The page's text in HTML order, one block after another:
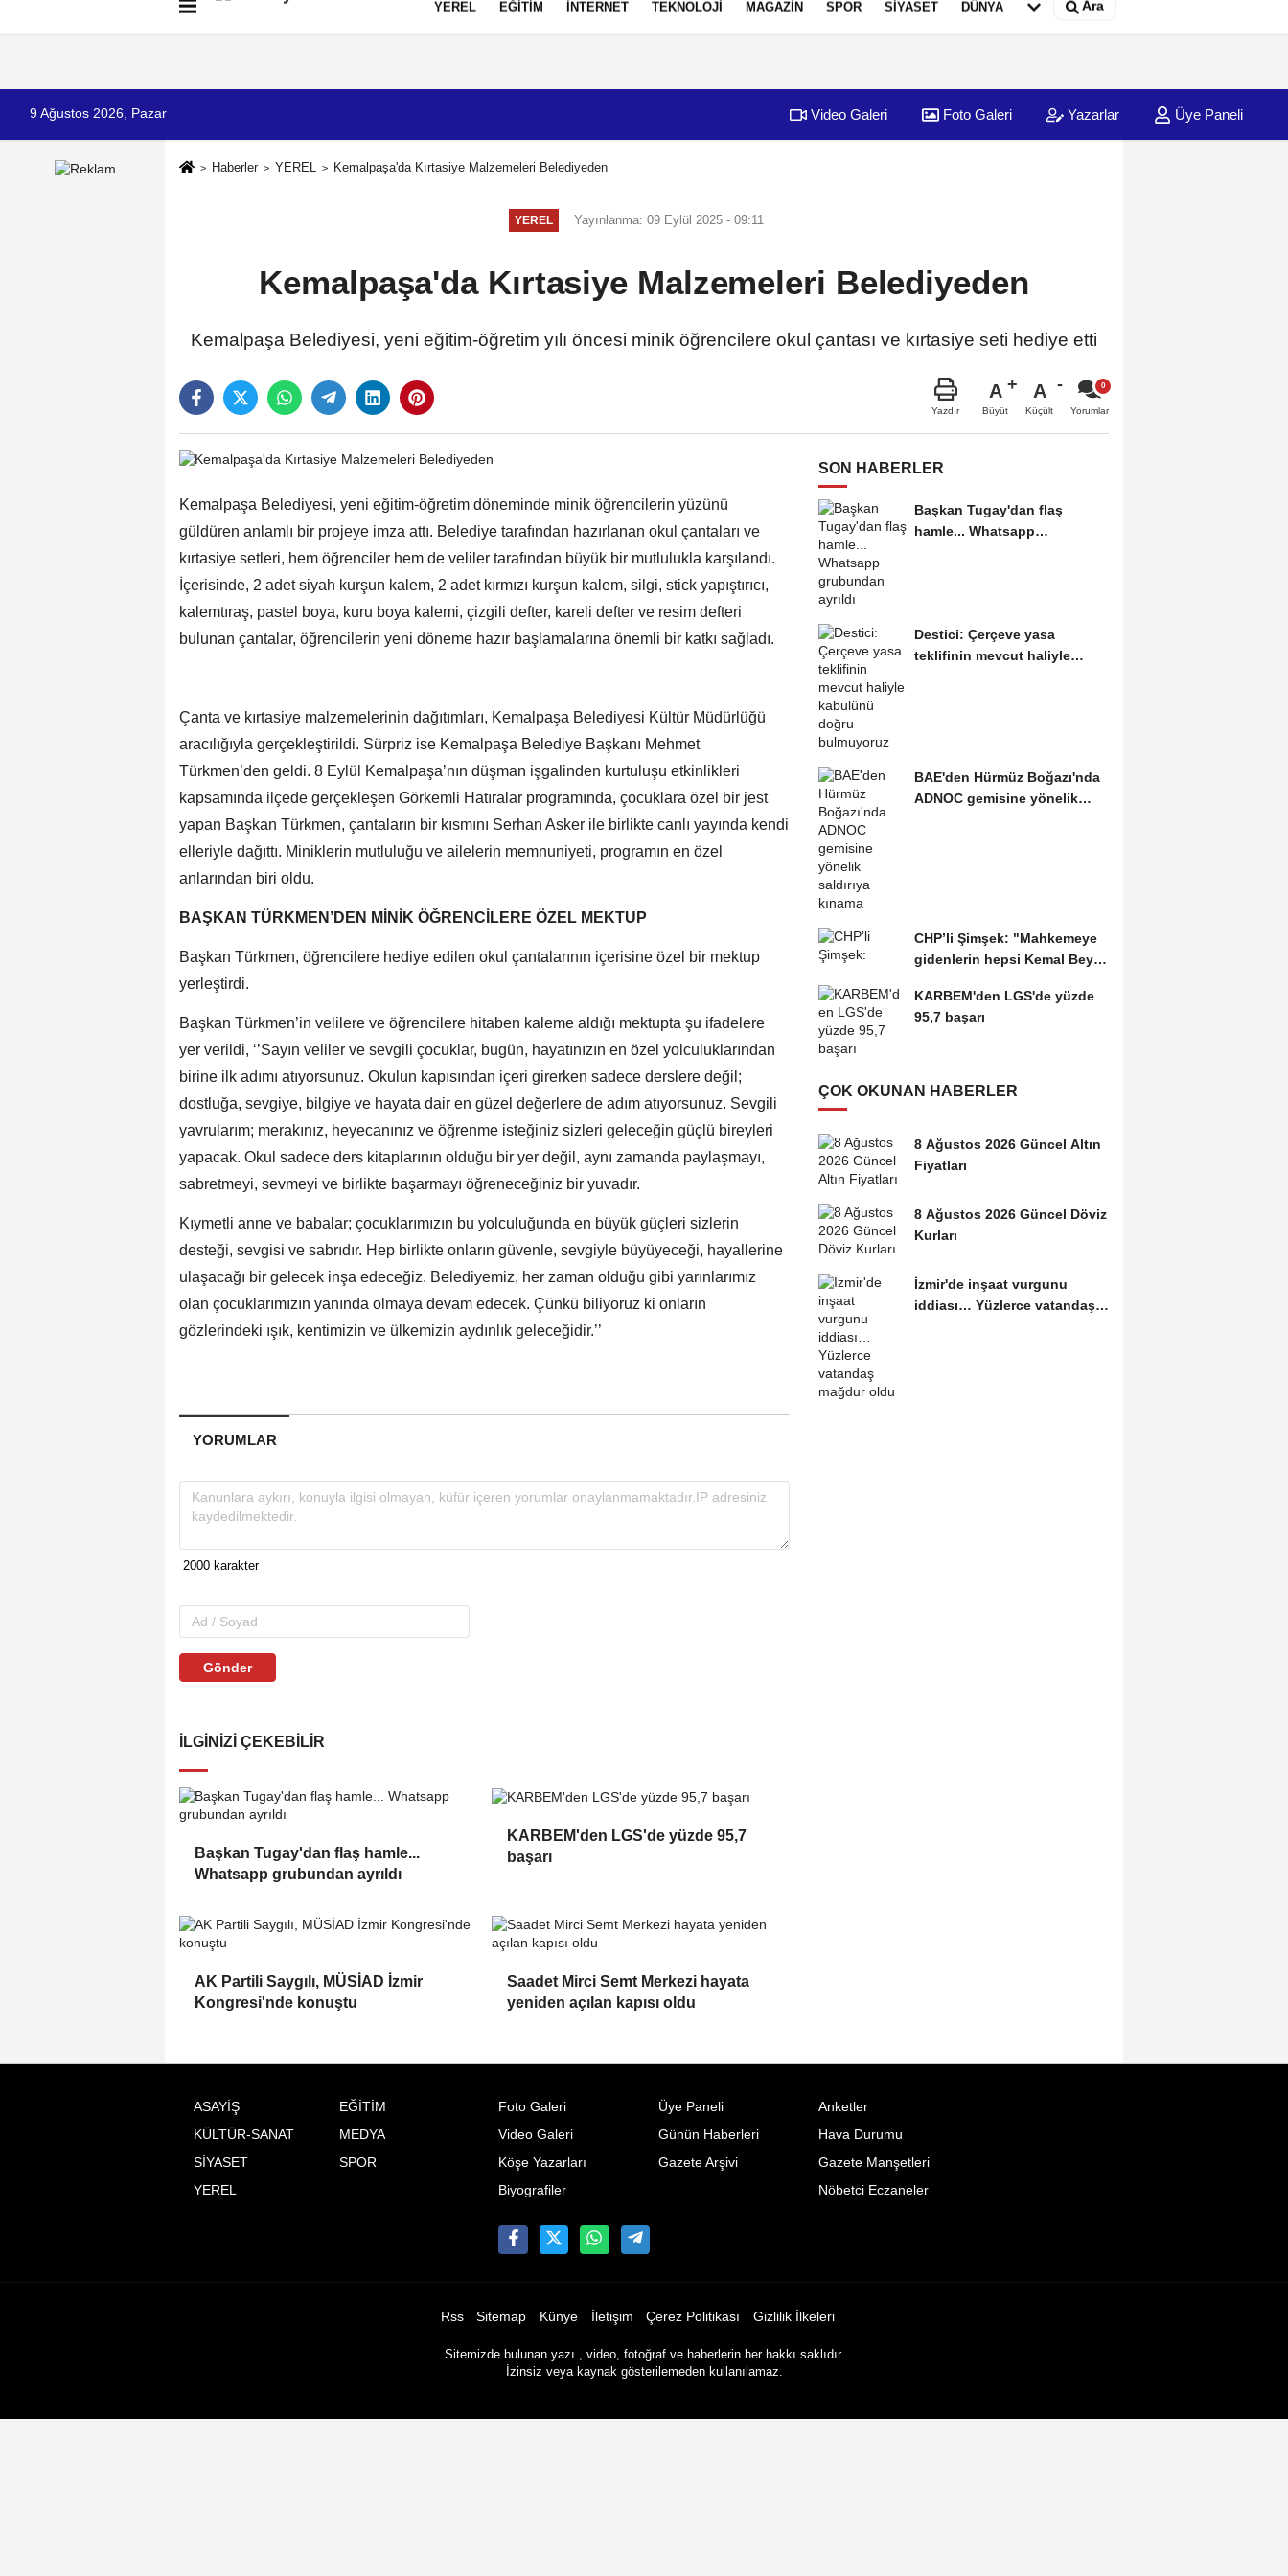
Künye
YEREL EĞİTİM İNTERNET TEKNOLOJİ MAGAZİN SPOR SİYASET DÜNYA Ara
9 Ağustos 2026, Pazar Video Galeri Foto Galeri Yazarlar Üye Paneli
Haberler YEREL Kemalpaşa'da Kırtasiye Malzemeleri Belediyeden
YEREL Yayınlanma: 09 Eylül 2025 - 09:11
Kemalpaşa'da Kırtasiye Malzemeleri Belediyeden
Kemalpaşa Belediyesi, yeni eğitim-öğretim yılı öncesi minik öğrencilere okul çantası ve kırtasiye seti hediye etti
Yazdır
A
Büyüt
A
Küçült Yorumlar
Kemalpaşa Belediyesi, yeni eğitim-öğretim döneminde minik öğrencilerin yüzünü
güldüren anlamlı bir projeye imza attı. Belediye tarafından hazırlanan okul çantaları ve
kırtasiye setleri, hem öğrenciler hem de veliler tarafından büyük bir mutlulukla karşılandı.
İçerisinde, 2 adet siyah kurşun kalem, 2 adet kırmızı kurşun kalem, silgi, stick yapıştırıcı,
kalemtıraş, pastel boya, kuru boya kalemi, çizgili defter, kareli defter ve resim defteri
bulunan çantalar, öğrencilerin yeni döneme hazır başlamalarına önemli bir katkı sağladı.
Çanta ve kırtasiye malzemelerinin dağıtımları, Kemalpaşa Belediyesi Kültür Müdürlüğü
aracılığıyla gerçekleştirildi. Sürpriz ise Kemalpaşa Belediye Başkanı Mehmet
Türkmen’den geldi. 8 Eylül Kemalpaşa’nın düşman işgalinden kurtuluşu etkinlikleri
kapsamında ilçede gerçekleşen Görkemli Hatıralar programında, çocuklara özel bir jest
yapan Başkan Türkmen, çantaların bir kısmını Serhan Asker ile birlikte canlı yayında kendi
elleriyle dağıttı. Miniklerin mutluluğu ve ailelerin memnuniyeti, programın en özel
anlarından biri oldu.
BAŞKAN TÜRKMEN’DEN MİNİK ÖĞRENCİLERE ÖZEL MEKTUP
Başkan Türkmen, öğrencilere hediye edilen okul çantalarının içerisine özel bir mektup
yerleştirdi.
Başkan Türkmen’in velilere ve öğrencilere hitaben kaleme aldığı mektupta şu ifadelere
yer verildi, ‘’Sayın veliler ve sevgili çocuklar, bugün, hayatınızın en özel yolculuklarından
birine ilk adımı atıyorsunuz. Okulun kapısından içeri girerken sadece derslere değil;
dostluğa, sevgiye, bilgiye ve hayata dair en güzel değerlere de adım atıyorsunuz. Sevgili
yavrularım; merakınız, heyecanınız ve öğrenme isteğiniz sizleri geleceğin güçlü bireyleri
yapacak. Okul sadece ders kitaplarının olduğu bir yer değil, aynı zamanda paylaşmayı,
sabretmeyi, sevmeyi ve birlikte başarmayı öğreneceğiniz bir yuvadır.
Kıymetli anne ve babalar; çocuklarımızın bu yolculuğunda en büyük güçleri sizlerin
desteği, sevgisi ve sabrıdır. Hep birlikte onların güvenle, sevgiyle büyüyeceği, hayallerine
ulaşacağı bir gelecek inşa edeceğiz. Belediyemiz, her zaman olduğu gibi yarınlarımız
olan çocuklarımızın yanında olmaya devam edecek. Çünkü biliyoruz ki onların
gözlerindeki ışık, kentimizin ve ülkemizin aydınlık geleceğidir.’’
YORUMLAR
Gönder
İLGINIZI ÇEKEBILIR
Başkan Tugay'dan flaş hamle...
Whatsapp grubundan ayrıldı
KARBEM'den LGS'de yüzde 95,7
başarı
AK Partili Saygılı, MÜSİAD İzmir
Kongresi'nde konuştu
Saadet Mirci Semt Merkezi hayata
yeniden açılan kapısı oldu
SON HABERLER
Başkan Tugay'dan flaş
hamle... Whatsapp
Destici: Çerçeve yasa
teklifinin mevcut haliyle
BAE'den Hürmüz Boğazı'nda
ADNOC gemisine yönelik
CHP’li Şimşek: "Mahkemeye
gidenlerin hepsi Kemal Bey’e
KARBEM'den LGS'de yüzde
95,7 başarı
ÇOK OKUNAN HABERLER
8 Ağustos 2026 Güncel Altın
Fiyatları
8 Ağustos 2026 Güncel Döviz
Kurları
İzmir'de inşaat vurgunu
iddiası… Yüzlerce vatandaş
ASAYİŞ
EĞİTİM
KÜLTÜR-SANAT
MEDYA
SİYASET
SPOR
YEREL
Foto Galeri
Video Galeri
Köşe Yazarları
Biyografiler
Üye Paneli
Günün Haberleri
Gazete Arşivi
Anketler
Hava Durumu
Gazete Manşetleri
Nöbetci Eczaneler
Rss Sitemap Künye İletişim Çerez Politikası Gizlilik İlkeleri
Sitemizde bulunan yazı , video, fotoğraf ve haberlerin her hakkı saklıdır.
İzinsiz veya kaynak gösterilemeden kullanılamaz.